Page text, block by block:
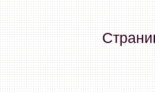
GenKass:
серии (6592)
прошить до
Атол 11